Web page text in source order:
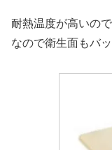
耐熱温度が高いの
なので衛生面もバッ